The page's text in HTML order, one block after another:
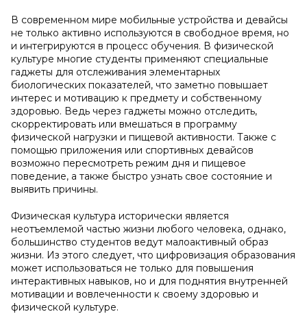
В современном мире мобильные устройства и девайсы
не только активно используются в свободное время, но
и интегрируются в процесс обучения. В физической
культуре многие студенты применяют специальные
гаджеты для отслеживания элементарных
биологических показателей, что заметно повышает
интерес и мотивацию к предмету и собственному
здоровью. Ведь через гаджеты можно отследить,
скорректировать или вмешаться в программу
физической нагрузки и пищевой активности. Также с
помощью приложения или спортивных девайсов
возможно пересмотреть режим дня и пищевое
поведение, а также быстро узнать свое состояние и
выявить причины.
Физическая культура исторически является
неотъемлемой частью жизни любого человека, однако,
большинство студентов ведут малоактивный образ
жизни. Из этого следует, что цифровизация образования
может использоваться не только для повышения
интерактивных навыков, но и для поднятия внутренней
мотивации и вовлеченности к своему здоровью и
физической культуре.